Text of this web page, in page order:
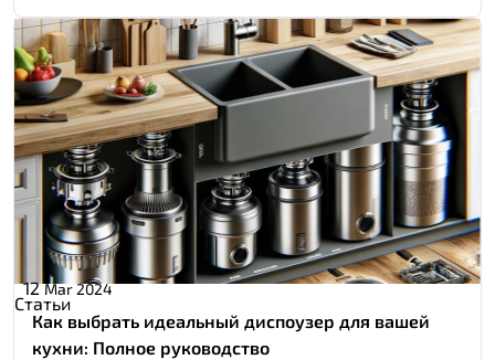
12 Mar 2024
Статьи
Как выбрать идеальный диспоузер для вашей
кухни: Полное руководство